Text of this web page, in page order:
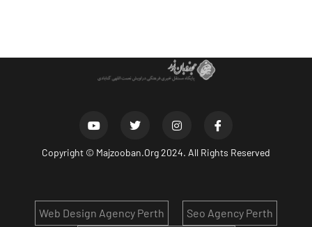
Copyright © Majzooban.Org2024. All Rights Reserved
Seo Agency Perth
Web Design Agency Perth